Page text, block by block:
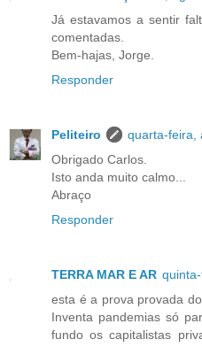
Já estavamos a sentir
comentadas.
Bem-hajas, Jorge.
Responder
Peliteiro
quarta-feira,
Obrigado Carlos.
Isto anda muito calmo...
Abraço
Responder
TERRA MAR E AR
esta é a prova provada
Inventa pandemias só
fundo os capitalistas